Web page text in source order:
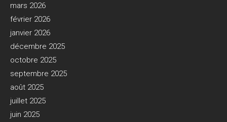
mars 2026
février 2026
janvier 2026
décembre 2025
octobre 2025
septembre 2025
août 2025
juillet 2025
juin 2025